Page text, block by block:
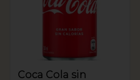
Coca Cola sin